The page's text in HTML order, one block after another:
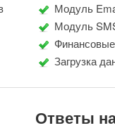
Модуль
Модуль
Загрузка
Ответы